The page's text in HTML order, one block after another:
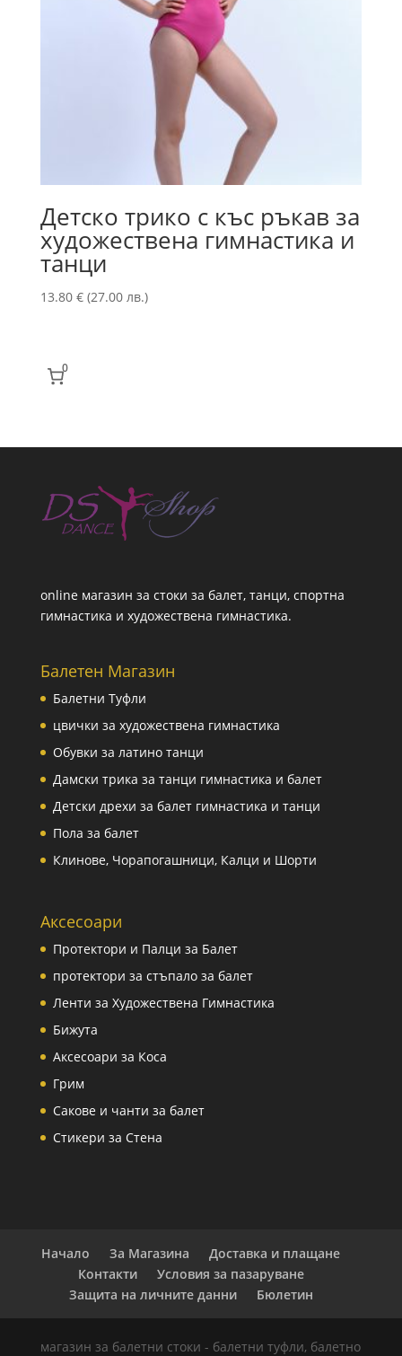
Детско трико с къс ръкав за
художествена гимнастика и
танци
13.80 € (27.00 лв.)
0
online магазин за стоки за балет, танци, спортна
гимнастика и художествена гимнастика.
Балетен Магазин
Балетни Туфли
цвички за художествена гимнастика
Обувки за латино танци
Дамски трика за танци гимнастика и балет
Детски дрехи за балет гимнастика и танци
Пола за балет
Клинове, Чорапогашници, Калци и Шорти
Аксесоари
Протектори и Палци за Балет
протектори за стъпало за балет
Ленти за Художествена Гимнастика
Бижута
Аксесоари за Коса
Грим
Сакове и чанти за балет
Стикери за Стена
Начало За Магазина
Доставка и плащане
Контакти
Условия за пазаруване
Защита на личните данни
Бюлетин
магазин за балетни стоки - балетни туфли, балетно